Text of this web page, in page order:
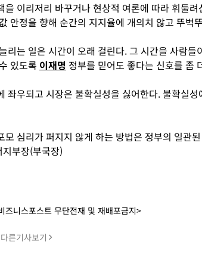
을 이리저리 바꾸거나 현상적 여론에 따라 휘둘
안정을 향해 순간의 지지율에 개의치 않고 뚜벅
리는 일은 시간이 오래 걸린다. 그 시간을 사람들
있도록 이재명 정부를 믿어도 좋다는 신호를 좀
좌우되고 시장은 불확실성을 싫어한다. 불확실
모 심리가 퍼지지 않게 하는 방법은 정부의 일관
부장(부국장)
즈니스포스트 무단전재 및 재배포금지>
른기사보기